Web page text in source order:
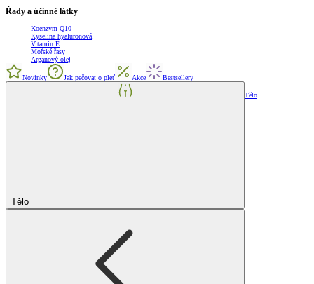
Řady a účinné látky
Koenzym Q10
Kyselina hyaluronová
Vitamin E
Mořské řasy
Arganový olej
Novinky Jak pečovat o pleť Akce Bestsellery
Tělo
Tělo